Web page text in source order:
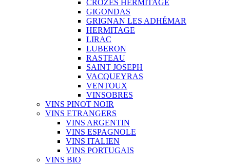
CROZES HERMITAGE
GIGONDAS
GRIGNAN LES ADHÉMAR
HERMITAGE
LIRAC
LUBERON
RASTEAU
SAINT JOSEPH
VACQUEYRAS
VENTOUX
VINSOBRES
VINS PINOT NOIR
VINS ETRANGERS
VINS ARGENTIN
VINS ESPAGNOLE
VINS ITALIEN
VINS PORTUGAIS
VINS BIO